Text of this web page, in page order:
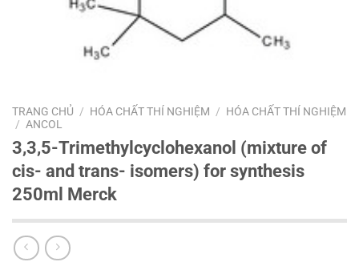
TRANG CHỦ / HÓA CHẤT THÍ NGHIỆM / HÓA CHẤT THÍ NGHIỆM
/ ANCOL
3,3,5-Trimethylcyclohexanol (mixture of
cis- and trans- isomers) for synthesis
250ml Merck